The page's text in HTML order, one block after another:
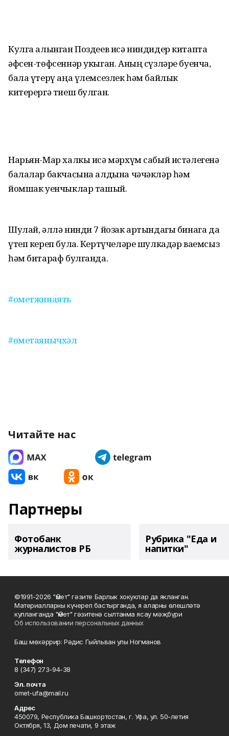
Кулга алынган Поздеев исә ниндидер китапта
әфсен-төфсеннәр укыган. Аның сүзләре буенча,
бала үтерү аңа үлемсезлек һәм байлык
китерергә тиеш булган.
Нарьян-Мар халкы исә мәрхүм сабый истәлегенә
балалар бакчасына алдына чәчәкләр һәм
йомшак уенчыклар ташый.
Шулай, әллә нинди 7 йозак артындагы бинага да
үтеп кереп була. Кертүчеләре шулкадәр ваемсыз
һәм битараф булганда.
#ометжинаять
#өметаянычхәл
Читайте нас
Партнеры
Фотобанк
журналистов РБ
Рубрика "Еда и
напитки"
©1991-2026 "Өмет" гәзите Барлык хокуклар да якланган.
Материалларны күчереп бастырганда, я аларны өлешләтә
кулланганда "Өмет" гәзитенә сылтанма ясау мәҗбүри
Об использовании персональных данных
Баш мөхәррир: Рәдис Гыйльван улы Ногманов
Телефон
8 (347) 273-94-38
Эл. почта
omet-ufa@mail.ru
Адрес
450079, Республика Башкортостан, г. Уфа, ул. 50-летия
Октября, 13, Дом печати, 9 этаж